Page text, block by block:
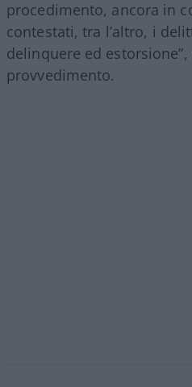
procedimento, ancora in
contestati, tra l’altro, i
delinquere ed estorsione”,
provvedimento.